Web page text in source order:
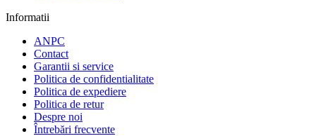
Informatii
ANPC
Contact
Garantii si service
Politica de confidentialitate
Politica de expediere
Politica de retur
Despre noi
Întrebări frecvente